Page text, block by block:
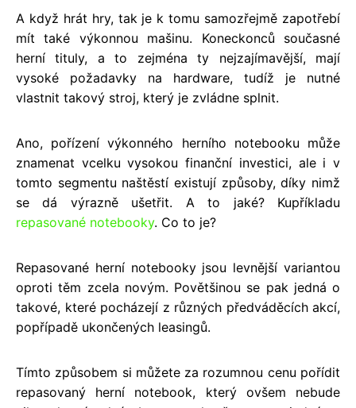
A když hrát hry, tak je k tomu samozřejmě zapotřebí
mít také výkonnou mašinu. Koneckonců současné
herní tituly, a to zejména ty nejzajímavější, mají
vysoké požadavky na hardware, tudíž je nutné
vlastnit takový stroj, který je zvládne splnit.
Ano, pořízení výkonného herního notebooku může
znamenat vcelku vysokou finanční investici, ale i v
tomto segmentu naštěstí existují způsoby, díky nimž
se dá výrazně ušetřit. A to jaké? Kupříkladu
repasované notebooky. Co to je?
Repasované herní notebooky jsou levnější variantou
oproti těm zcela novým. Povětšinou se pak jedná o
takové, které pocházejí z různých předváděcích akcí,
popřípadě ukončených leasingů.
Tímto způsobem si můžete za rozumnou cenu pořídit
repasovaný herní notebook, který ovšem nebude